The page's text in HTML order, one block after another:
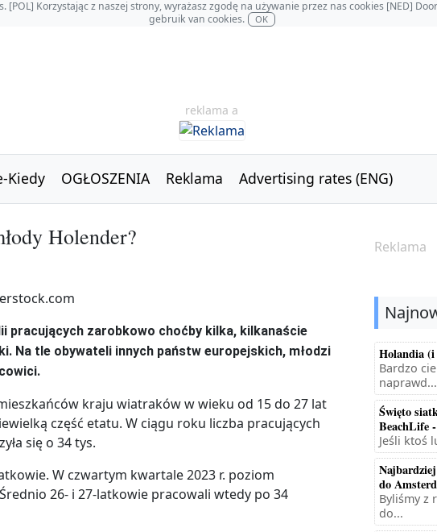
Korzystając z naszej strony, wyrażasz zgodę na używanie przez nas cookies [NED]
gebruik van cookies.
OK
reklama a
Kiedy OGŁOSZENIA Reklama Advertising rates (ENG)
Holender?
pracujących zarobkowo choćby kilka, kilkanaście
Na tle obywateli innych państw europejskich, młodzi
kraju wiatraków w wieku od 15 do 27 lat
część etatu. W ciągu roku liczba pracujących
się o 34 tys.
W czwartym kwartale 2023 r. poziom
26- i 27-latkowie pracowali wtedy po 34
Reklama
Holandia (i
Bardzo
naprawd...
Święto
BeachLife
Jeśli ktoś
do
Byliśmy z
do...